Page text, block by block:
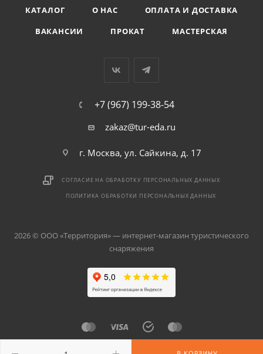
КАТАЛОГ О НАС
ОПЛАТА И ДОСТАВКА
ВАКАНСИИ
ПРОКАТ МАСТЕРСКАЯ
+7 (967) 199-38-54
zakaz@tur-eda.ru
г. Москва, ул. Сайкина, д. 17
СОГЛАСИЕ НА ОБРАБОТКУ ПЕРСОНАЛЬНЫХ ДАННЫХ
ПОЛИТИКА ОБРАБОТКИ ПЕРСОНАЛЬНЫХ ДАННЫХ
2026 © ООО «Территория» — интернет-магазин туристического
снаряжения